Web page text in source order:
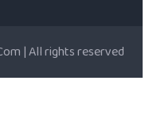
| All rights reserved